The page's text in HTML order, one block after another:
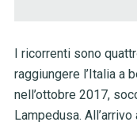
I ricorrenti sono
raggiungere l’Italia a
nell’ottobre 2017,
Lampedusa.